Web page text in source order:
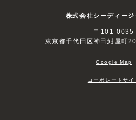
株式会社シーディー
〒101-0035
東京都千代田区神田紺屋町
Google Map
コーポレートサイ